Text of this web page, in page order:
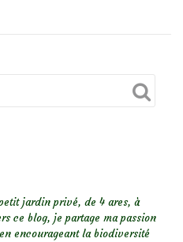
jardin privé, de 4 ares, à
ce blog, je partage ma passion
encourageant la biodiversité